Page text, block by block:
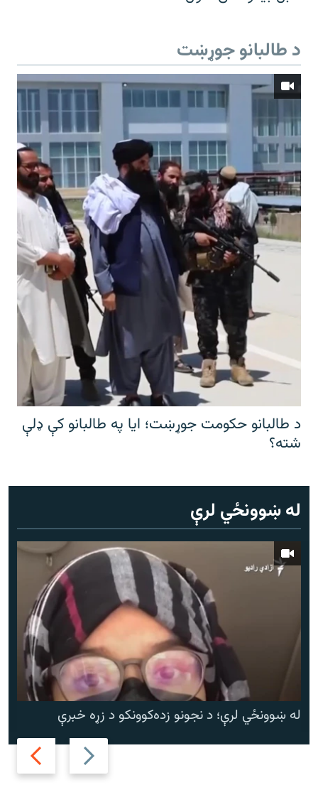
د طالبانو جوړښت
د طالبانو حکومت جوړښت؛ ایا په طالبانو کې ډلې
شته؟
له ښوونځي لرې
Previous
slide
Next
slide
له ښوونځي لرې؛ د نجونو زده‌کوونکو د زړه خبرې